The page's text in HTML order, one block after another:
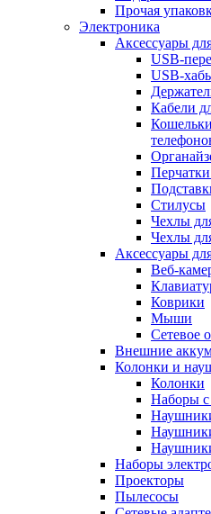
Прочая
Электроника
Аксессуары
USB-
USB-
Кабели
Перчатки
Стилусы
Чехлы
Чехлы
Аксессуары
Веб-
Коврики
Мыши
Сетевое
Внешние
Колонки и
Колонки
Наборы
Наборы
Проекторы
Пылесосы